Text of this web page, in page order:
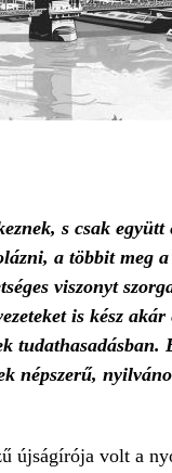
s csak
a többit
viszonyt
is kész
népszerű,
újságírója volt a